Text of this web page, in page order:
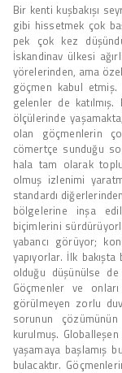
Bir kenti kuşbakışı
gibi hissetmek çok
pek çok kez
İskandinav ülkesi
yörelerinden, ama
göçmen kabul etmiş.
gelenler de
ölçülerinde
olan göçmenlerin
cömertçe sunduğu
hala tam olarak
olmuş izlenimi
standardı
bölgelerine inşa
biçimlerini
yabancı görüyor;
yapıyorlar. İlk
olduğu düşünülse
Göçmenler ve
görülmeyen zorlu
sorunun
kurulmuş.
yaşamaya başlamış
bulacaktır.